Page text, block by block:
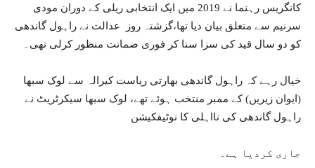
کانگریس رہنما نے 2019 میں ایک انتخابی ریلی کے دوران مودی
سرنیم سے متعلق بیان دیا تھا،گزشتہ روز عدالت نے راہول گاندھی
کو دو سال قید کی سزا سنا کر فوری ضمانت منظور کرلی تھی۔
خیال رہے کہ راہول گاندھی بھارتی ریاست کیرالہ سے لوک سبھا
(ایوان زیریں) کے ممبر منتخب ہوئے تھے، لوک سبھا سیکرٹریٹ نے
راہول گاندھی کی نااہلی کا نوٹیفکیشن
جاری کردیا ہے۔